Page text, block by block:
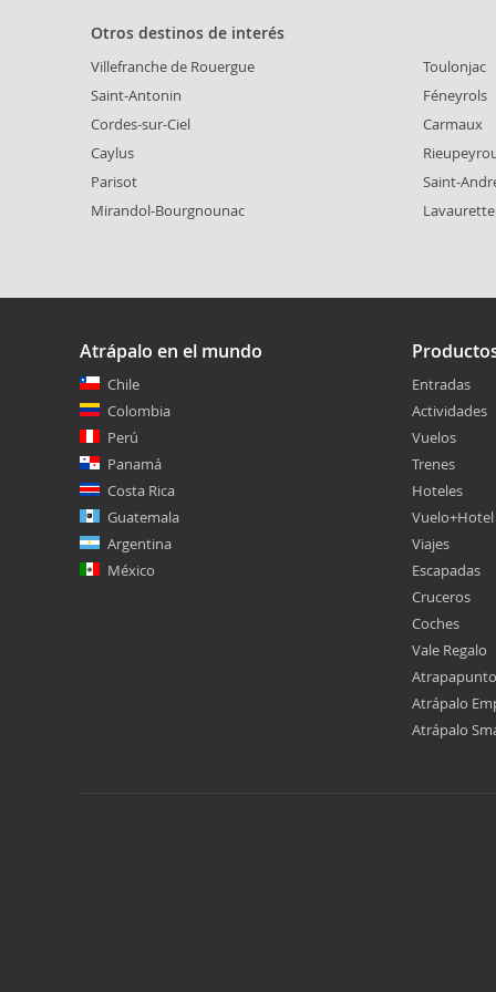
Otros destinos de interés
Villefranche de Rouergue
Saint-Antonin
Cordes-sur-Ciel
Caylus
Parisot
Mirandol-Bourgnounac
Toulonjac
Féneyrols
Carmaux
Saint-
Lavaurette
Atrápalo en el mundo
Chile
Colombia
Perú
Panamá
Costa Rica
Guatemala
Argentina
México
Entradas
Actividades
Vuelos
Trenes
Hoteles
Vuelo+Hotel
Viajes
Escapadas
Cruceros
Coches
Vale Regalo
Atrápalo
Atrápalo